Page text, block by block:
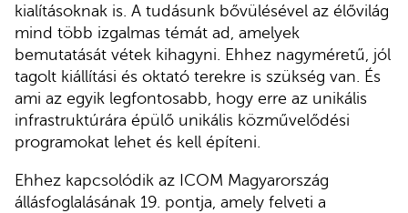
kialításoknak is. A tudásunk bővülésével az élővilág
mind több izgalmas témát ad, amelyek
bemutatását vétek kihagyni. Ehhez nagyméretű, jól
tagolt kiállítási és oktató terekre is szükség van. És
ami az egyik legfontosabb, hogy erre az unikális
infrastruktúrára épülő unikális közművelődési
programokat lehet és kell építeni.
Ehhez kapcsolódik az ICOM Magyarország
állásfoglalásának 19. pontja, amely felveti a